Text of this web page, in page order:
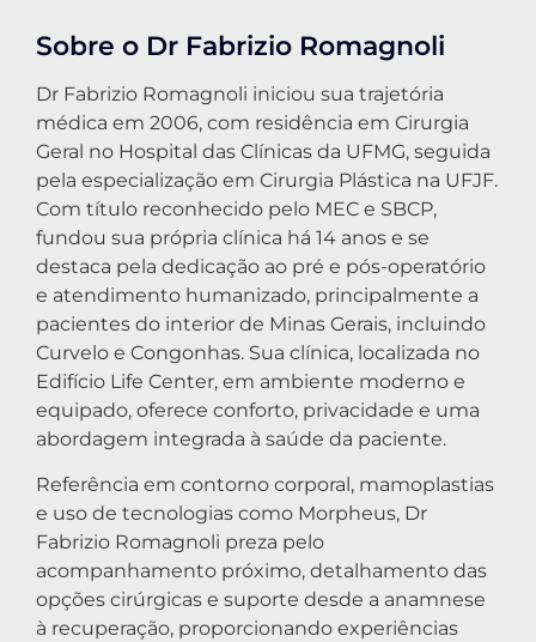
Sobre o Dr Fabrizio Romagnoli
Dr Fabrizio Romagnoli iniciou sua trajetória
médica em 2006, com residência em Cirurgia
Geral no Hospital das Clínicas da UFMG, seguida
pela especialização em Cirurgia Plástica na UFJF.
Com título reconhecido pelo MEC e SBCP,
fundou sua própria clínica há 14 anos e se
destaca pela dedicação ao pré e pós-operatório
e atendimento humanizado, principalmente a
pacientes do interior de Minas Gerais, incluindo
Curvelo e Congonhas. Sua clínica, localizada no
Edifício Life Center, em ambiente moderno e
equipado, oferece conforto, privacidade e uma
abordagem integrada à saúde da paciente.
Referência em contorno corporal, mamoplastias
e uso de tecnologias como Morpheus, Dr
Fabrizio Romagnoli preza pelo
acompanhamento próximo, detalhamento das
opções cirúrgicas e suporte desde a anamnese
à recuperação, proporcionando experiências